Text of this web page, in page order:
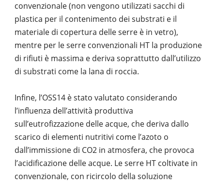
convenzionale (non vengono utilizzati sacchi di
plastica per il contenimento dei substrati e il
materiale di copertura delle serre è in vetro),
mentre per le serre convenzionali HT la produzione
di rifiuti è massima e deriva soprattutto dall’utilizzo
di substrati come la lana di roccia.
Infine, l’OSS14 è stato valutato considerando
l’influenza dell’attività produttiva
sull’eutrofizzazione delle acque, che deriva dallo
scarico di elementi nutritivi come l’azoto o
dall’immissione di CO2 in atmosfera, che provoca
l’acidificazione delle acque. Le serre HT coltivate in
convenzionale, con ricircolo della soluzione